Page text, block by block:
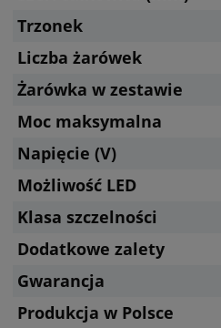
Trzonek
Liczba żarówek
Żarówka w zestawie
Moc maksymalna
Napięcie (V)
Możliwość LED
Klasa szczelności
Dodatkowe zalety
Gwarancja
Produkcja w Polsce